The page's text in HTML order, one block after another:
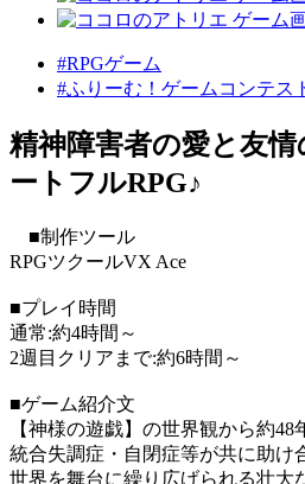
#RPGゲーム
#ふりーむ！ゲームコンテス
精神障害者の愛と友
ートフルRPG♪
■制作ツール
RPGツクールVX Ace
■プレイ時間
通常:約4時間～
2週目クリアまで:約6時間～
■ゲーム紹介文
【神様の遊戯】の世界観から約48
統合失調症・自閉症等が共に助け
世界を舞台に繰り広げられる壮大